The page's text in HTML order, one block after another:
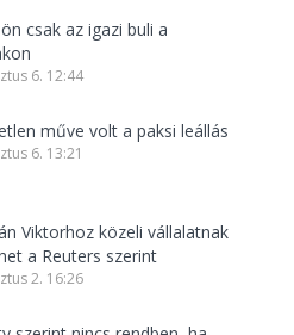
csak az igazi buli a
6. 12:44
műve volt a paksi leállás
6. 13:21
Viktorhoz közeli vállalatnak
a Reuters szerint
2. 16:26